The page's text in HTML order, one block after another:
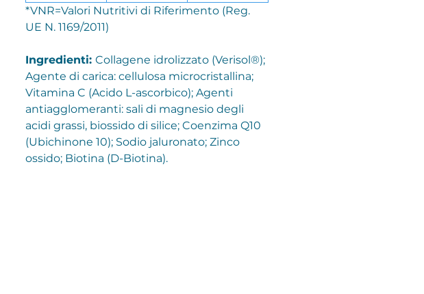
*VNR=Valori Nutritivi di Riferimento (Reg.
UE N. 1169/2011)
Ingredienti: Collagene idrolizzato (Verisol®);
Agente di carica: cellulosa microcristallina;
Vitamina C (Acido L-ascorbico); Agenti
antiagglomeranti: sali di magnesio degli
acidi grassi, biossido di silice; Coenzima Q10
(Ubichinone 10); Sodio jaluronato; Zinco
ossido; Biotina (D-Biotina).